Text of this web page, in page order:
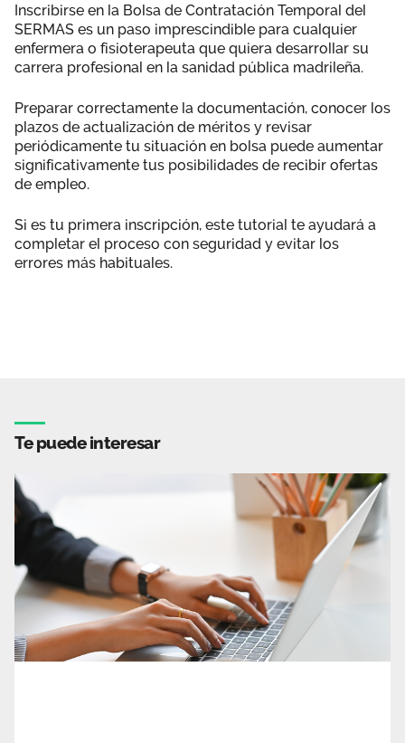
Inscribirse en la Bolsa de Contratación Temporal del
SERMAS es un paso imprescindible para cualquier
enfermera o fisioterapeuta que quiera desarrollar su
carrera profesional en la sanidad pública madrileña.
Preparar correctamente la documentación, conocer los
plazos de actualización de méritos y revisar
periódicamente tu situación en bolsa puede aumentar
significativamente tus posibilidades de recibir ofertas
de empleo.
Si es tu primera inscripción, este tutorial te ayudará a
completar el proceso con seguridad y evitar los
errores más habituales.
Te puede interesar